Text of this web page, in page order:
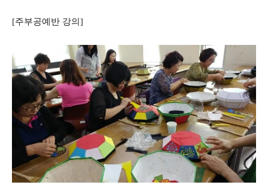
[주부공예반 강의]